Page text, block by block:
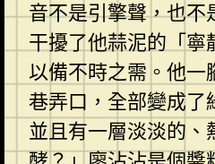
音不是引擎聲，也
干擾了他蒜泥的「
以備不時之需。他
巷弄口，全部變成了
並且有一層淡淡的